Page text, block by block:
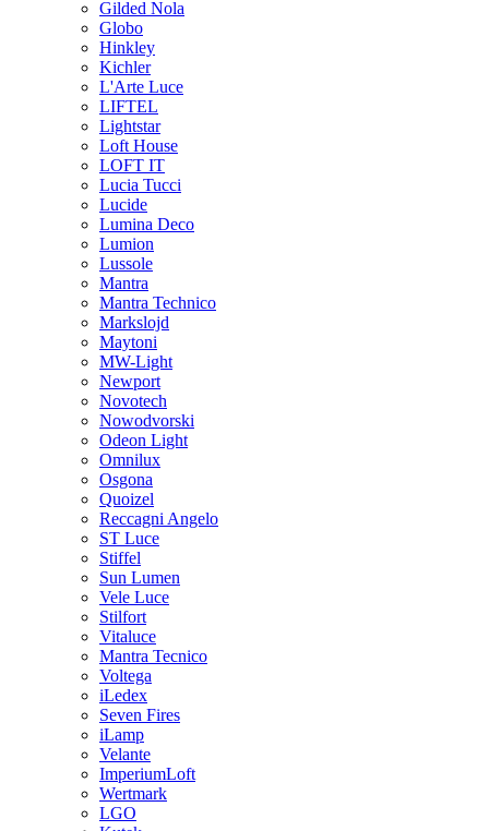
Gilded Nola
Globo
Hinkley
Kichler
L'Arte Luce
LIFTEL
Lightstar
Loft House
LOFT IT
Lucia Tucci
Lucide
Lumina Deco
Lumion
Lussole
Mantra
Mantra Technico
Markslojd
Maytoni
MW-Light
Newport
Novotech
Nowodvorski
Odeon Light
Omnilux
Osgona
Quoizel
Reccagni Angelo
ST Luce
Stiffel
Sun Lumen
Vele Luce
Stilfort
Vitaluce
Mantra Tecnico
Voltega
iLedex
Seven Fires
iLamp
Velante
ImperiumLoft
Wertmark
LGO